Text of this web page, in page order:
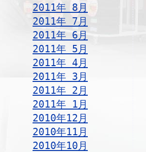
2011年 8月
2011年 7月
2011年 6月
2011年 5月
2011年 4月
2011年 3月
2011年 2月
2011年 1月
2010年12月
2010年11月
2010年10月